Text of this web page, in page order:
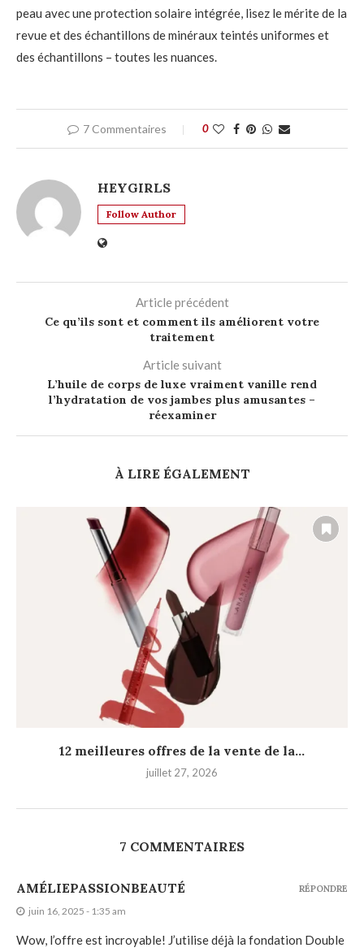
peau avec une protection solaire intégrée, lisez le mérite de la
revue et des échantillons de minéraux teintés uniformes et
des échantillons – toutes les nuances.
7 Commentaires 0
HEYGIRLS
Follow Author
Article précédent
Ce qu’ils sont et comment ils améliorent votre
traitement
Article suivant
L’huile de corps de luxe vraiment vanille rend
l’hydratation de vos jambes plus amusantes –
réexaminer
À LIRE ÉGALEMENT
12 meilleures offres de la vente de la...
juillet 27, 2026
7 COMMENTAIRES
AMÉLIEPASSIONBEAUTÉ
juin 16, 2025 - 1:35 am
Wow, l’offre est incroyable! J’utilise déjà la fondation Double
RÉPONDRE